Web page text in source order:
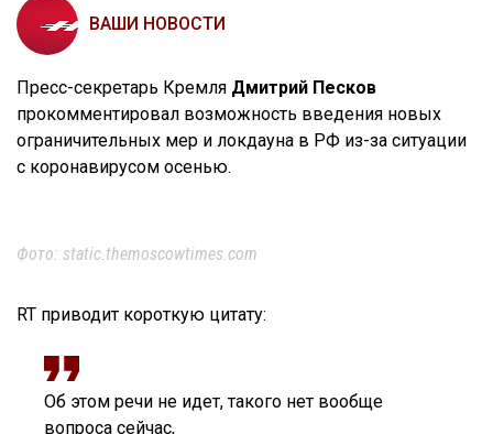
ВАШИ НОВОСТИ
Пресс-секретарь Кремля Дмитрий Песков
прокомментировал возможность введения новых
ограничительных мер и локдауна в РФ из-за ситуации
с коронавирусом осенью.
Фото: static.themoscowtimes.com
RT приводит короткую цитату:
Об этом речи не идет, такого нет вообще
вопроса сейчас,